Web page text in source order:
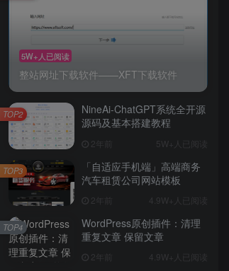
5W+人已阅读
整站网址下载软件——XFT下载软件
NineAi-ChatGPT系统全开源
源码及基本搭建教程
2年前 5W+人已阅读
TOP2
「自适应手机端」高端商务
汽车租赁公司网站模板
2年前 4.9W+人已阅读
TOP3
WordPress原创插件：清理
重复文章 保留文章
2年前 4.9W+人已阅读
TOP4